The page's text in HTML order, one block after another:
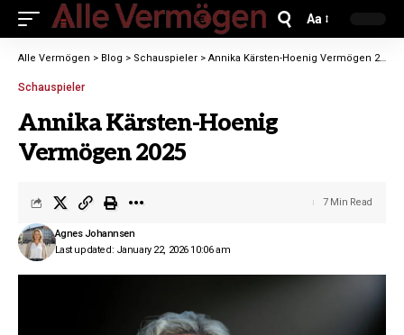
Aa
Alle Vermögen > Blog > Schauspieler > Annika Kärsten-Hoenig Vermögen 2025
Schauspieler
Annika Kärsten-Hoenig
Vermögen 2025
Last updated: January 22, 2026 10:06 am
Agnes Johannsen
7 Min Read